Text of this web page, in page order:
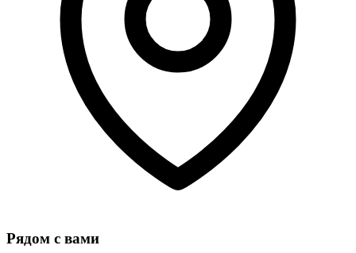
Рядом с вами